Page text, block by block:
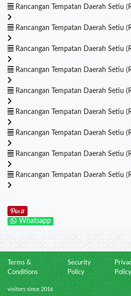
Rancangan Tempatan Daerah Setiu
Rancangan Tempatan Daerah Setiu
Rancangan Tempatan Daerah Setiu
Rancangan Tempatan Daerah Setiu
Rancangan Tempatan Daerah Setiu
Rancangan Tempatan Daerah Setiu
Rancangan Tempatan Daerah Setiu
Rancangan Tempatan Daerah Setiu
Rancangan Tempatan Daerah Setiu
Whatsapp
Terms &
Conditions
Security
Policy
Policy
visitors since 2016